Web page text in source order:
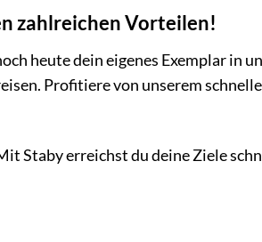
zahlreichen Vorteilen!
heute dein eigenes Exemplar in
Profitiere von unserem
Staby erreichst du deine Ziele